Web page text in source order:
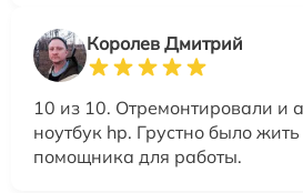
Королев Дмитрий
10 из 10. Отремонтировали и
ноутбук hp. Грустно было
помощника для работы.